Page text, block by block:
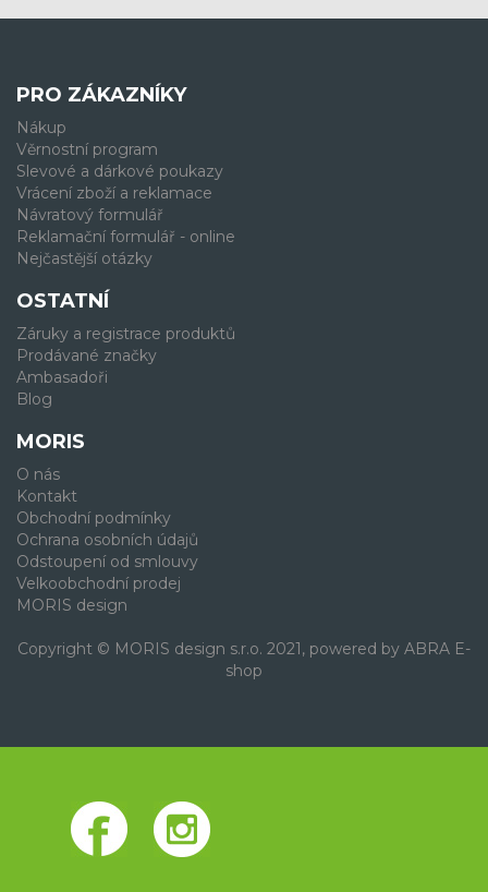
PRO ZÁKAZNÍKY
Nákup
Věrnostní program
Slevové a dárkové poukazy
Vrácení zboží a reklamace
Návratový formulář
Reklamační formulář - online
Nejčastější otázky
OSTATNÍ
Záruky a registrace produktů
Prodávané značky
Ambasadoři
Blog
MORIS
O nás
Kontakt
Obchodní podmínky
Ochrana osobních údajů
Odstoupení od smlouvy
Velkoobchodní prodej
MORIS design
Copyright © MORIS design s.r.o. 2021, powered by ABRA E-
shop